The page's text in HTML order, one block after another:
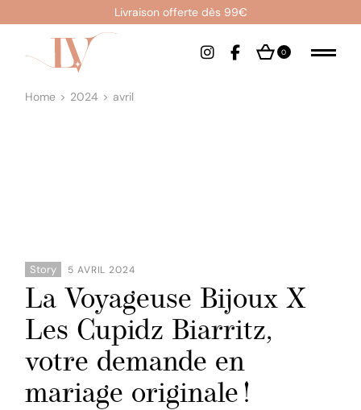
Livraison offerte dès 99€
0
Home 2024 avril
Story 5 AVRIL 2024
La Voyageuse Bijoux X
Les Cupidz Biarritz,
votre demande en
mariage originale !